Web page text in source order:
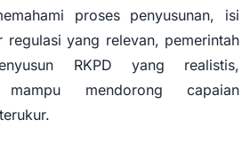
proses penyusunan, isi
regulasi yang relevan, pemerintah
RKPD yang realistis,
mendorong capaian